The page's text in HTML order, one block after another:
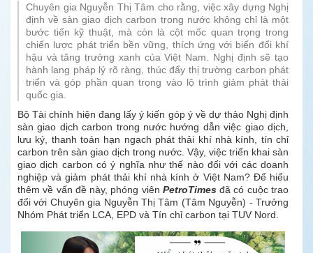
Chuyên gia Nguyễn Thị Tâm cho rằng, việc xây dựng Nghị
định về sàn giao dịch carbon trong nước không chỉ là một
bước tiến kỹ thuật, mà còn là cột mốc quan trọng trong
chiến lược phát triển bền vững, thích ứng với biến đổi khí
hậu và tăng trưởng xanh của Việt Nam. Nghị định sẽ tạo
hành lang pháp lý rõ ràng, thúc đẩy thị trường carbon phát
triển và góp phần quan trọng vào lộ trình giảm phát thải
quốc gia.
Bộ Tài chính hiện đang lấy ý kiến góp ý về dự thảo Nghị định
sàn giao dịch carbon trong nước hướng dẫn việc giao dịch,
lưu ký, thanh toán hạn ngạch phát thải khí nhà kính, tín chỉ
carbon trên sàn giao dịch trong nước. Vậy, việc triển khai sàn
giao dịch carbon có ý nghĩa như thế nào đối với các doanh
nghiệp và giảm phát thải khí nhà kính ở Việt Nam? Để hiểu
thêm về vấn đề này, phóng viên PetroTimesđã có cuộc trao
đổi với Chuyên gia Nguyễn Thị Tâm (Tâm Nguyễn) - Trưởng
Nhóm Phát triển LCA, EPD và Tín chỉ carbon tại TUV Nord.